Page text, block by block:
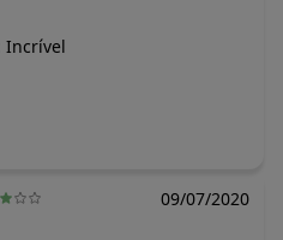
Incrível
09/07/2020